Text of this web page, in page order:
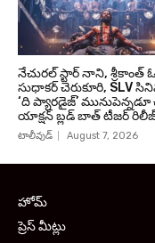
నేచురల్ స్టార్ నాని, శ్రీకాంత్
సుధాకర్ చెరుకూరి, SLV
‘ది ప్యారడైజ్’
యాక్షన్ బ్లడ్ బాత్ టీజర్
టాలీవుడ్ August 7, 2026
హోమ్
ప్రెస్ మీట్లు